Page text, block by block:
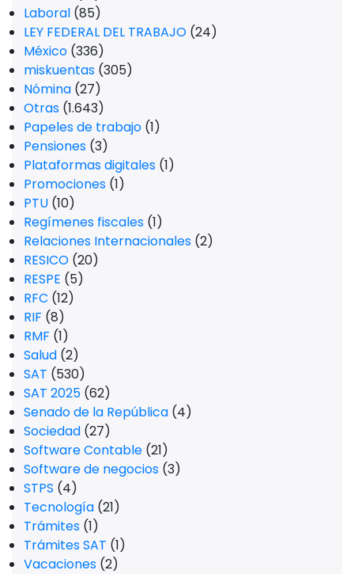
Laboral (85)
LEY FEDERAL DEL TRABAJO (24)
México (336)
miskuentas (305)
Nómina (27)
Otras (1.643)
Papeles de trabajo (1)
Pensiones (3)
Plataformas digitales (1)
Promociones (1)
PTU (10)
Regímenes fiscales (1)
Relaciones Internacionales (2)
RESICO (20)
RESPE (5)
RFC (12)
RIF (8)
RMF (1)
Salud (2)
SAT (530)
SAT 2025 (62)
Senado de la República (4)
Sociedad (27)
Software Contable (21)
Software de negocios (3)
STPS (4)
Tecnología (21)
Trámites (1)
Trámites SAT (1)
Vacaciones (2)